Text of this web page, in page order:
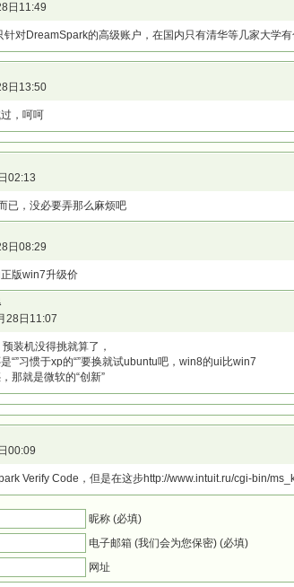
日11:49
针对DreamSpark的高级账户，在国内只有清华等几家大学
日13:50
，呵呵
02:13
已，没必要弄那么麻烦吧
日08:29
版win7升级价
28日11:07
装机没得挑就算了，
“”习惯于xp的“”要换就试ubuntu吧，win8的ui比win7
那就是微软的“创新”
00:09
Verify Code，但是在这步http://www.intuit.ru/cgi-bin/
昵称 (必填)
电子邮箱 (我们会为您保密) (必填)
网址